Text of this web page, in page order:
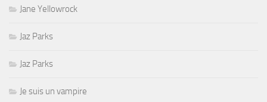
Jane Yellowrock
Jaz Parks
Jaz Parks
Je suis un vampire